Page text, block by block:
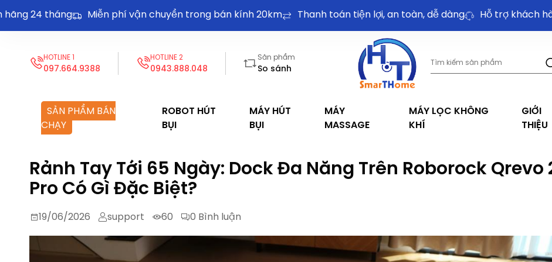
tháng Miễn phí vận chuyển trong bán kính 20km Thanh toán tiện lợi, an toàn, dễ dàng Hỗ trợ khách hàng
HOTLINE 1
097.664.9388
HOTLINE 2
0943.888.048
Sản phẩm
So sánh
SẢN PHẨM BÁN
CHẠY
ROBOT HÚT
BỤI
MÁY HÚT
BỤI
MÁY
MASSAGE
MÁY LỌC KHÔNG
KHÍ
GIỚI
THIỆU
Rảnh Tay Tới 65 Ngày: Dock Đa Năng Trên Roborock Qrevo
Pro Có Gì Đặc Biệt?
19/06/2026 support 60 0 Bình luận